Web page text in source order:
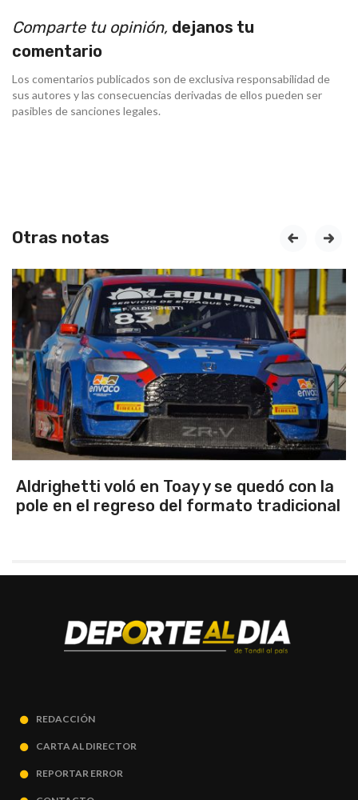
Comparte tu opinión, dejanos tu
comentario
Los comentarios publicados son de exclusiva responsabilidad de
sus autores y las consecuencias derivadas de ellos pueden ser
pasibles de sanciones legales.
Otras notas
con la
Emanuel Ance, subcampeón
Rosario
prev next
REDACCIÓN
CARTA AL DIRECTOR
REPORTAR ERROR